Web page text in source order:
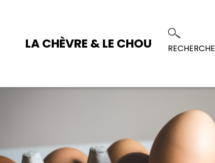
LA CHÈVRE & LE CHOU RECHERCHE